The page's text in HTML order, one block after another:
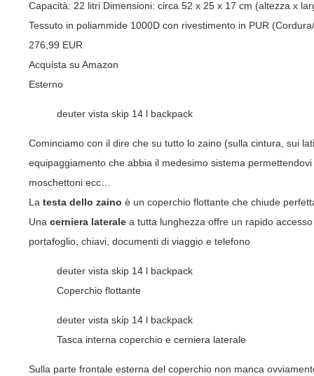
Capacità: 22 litri Dimensioni: circa 52 x 25 x 17 cm (altezza x
Tessuto in poliammide 1000D con rivestimento in PUR
276,99 EUR
Acquista su Amazon
Esterno
deuter vista skip 14 l backpack
Cominciamo con il dire che su tutto lo zaino (sulla cintura, sui
equipaggiamento che abbia il medesimo sistema
moschettoni ecc…
La testa dello zaino è un coperchio flottante che chiude
Una cerniera laterale a tutta lunghezza offre un rapido
portafoglio, chiavi, documenti di viaggio e telefono
deuter vista skip 14 l backpack
Coperchio flottante
deuter vista skip 14 l backpack
Tasca interna coperchio e cerniera laterale
Sulla parte frontale esterna del coperchio non manca